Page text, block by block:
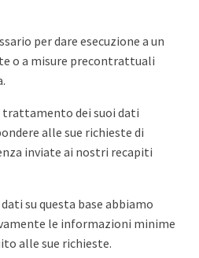
per dare esecuzione a un
o a misure precontrattuali
dei suoi dati
alle sue richieste di
inviate ai nostri recapiti
su questa base abbiamo
le informazioni minime
alle sue richieste.